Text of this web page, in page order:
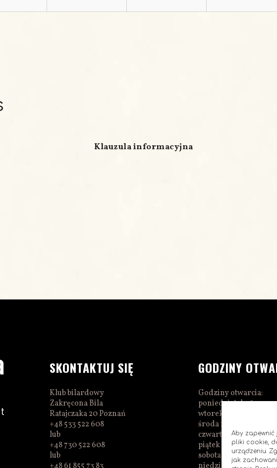
Aby
pliki cookie,
urządzeniu.
jak
Klauzula informacyjna
SKONTAKTUJ SIĘ
Klub bilardowy
Zakręcona Bila
Ratajczaka 20 Poznań
+48 533 522 608
lub
+48 730 522 608
lub
GODZINY
Godziny otwarcia:
poniedziałek
wtorek 16:00–01:00
środa 16:00–01:00
czwartek 15:00–01:00
piątek 15:00–02:00
sobota 14:00–02:00